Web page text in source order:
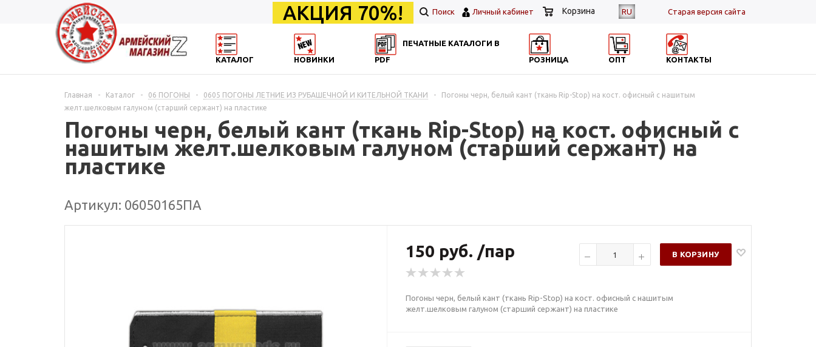
RU Cтарая версия сайта
АКЦИЯ 70%! Поиск Личный кабинет Корзина
КАТАЛОГ НОВИНКИ
ПЕЧАТНЫЕ КАТАЛОГИ В
PDF
РОЗНИЦА ОПТ КОНТАКТЫ
Главная - Каталог - 06 ПОГОНЫ - 0605 ПОГОНЫ ЛЕТНИЕ ИЗ РУБАШЕЧНОЙ И КИТЕЛЬНОЙ ТКАНИ -
Погоны черн, белый кант (ткань Rip-Stop) на кост. офисный с нашитым
желт.шелковым галуном (старший сержант) на пластике
Погоны черн, белый кант (ткань Rip-Stop) на кост. офисный с
нашитым желт.шелковым галуном (старший сержант) на
пластике
Артикул: 06050165ПА
150 руб. /пар В КОРЗИНУ
Погоны черн, белый кант (ткань Rip-Stop) на кост. офисный с нашитым
желт.шелковым галуном (старший сержант) на пластике